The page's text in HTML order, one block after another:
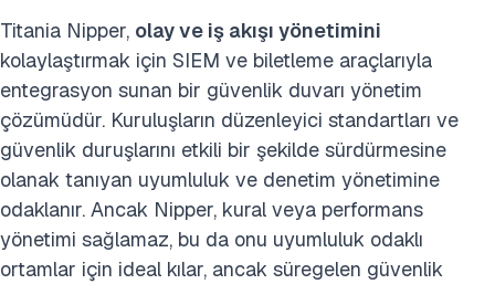
Titania Nipper, olay ve iş akışı yönetimini
kolaylaştırmak için SIEM ve biletleme araçlarıyla
entegrasyon sunan bir güvenlik duvarı yönetim
çözümüdür. Kuruluşların düzenleyici standartları ve
güvenlik duruşlarını etkili bir şekilde sürdürmesine
olanak tanıyan uyumluluk ve denetim yönetimine
odaklanır. Ancak Nipper, kural veya performans
yönetimi sağlamaz, bu da onu uyumluluk odaklı
ortamlar için ideal kılar, ancak süregelen güvenlik